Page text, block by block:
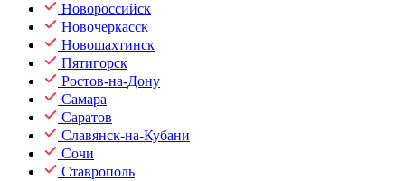
Новороссийск
Новочеркасск
Новошахтинск
Пятигорск
Ростов-на-Дону
Самара
Саратов
Славянск-на-Кубани
Сочи
Ставрополь